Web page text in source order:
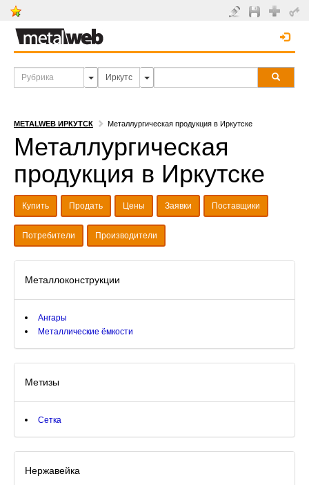
METALWEB ИРКУТСК Металлургическая продукция в Иркутске
Металлургическая
продукция в Иркутске
Купить Продать Цены Заявки Поставщики
Потребители Производители
Металлоконструкции
Ангары
Металлические ёмкости
Метизы
Сетка
Нержавейка